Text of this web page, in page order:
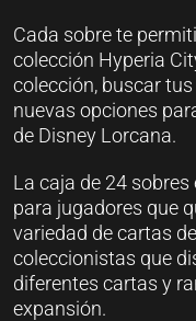
Cada sobre te
colección Hyperia
colección, buscar
nuevas opciones
de Disney Lorcana.
La caja de 24
para jugadores que
variedad de cartas
coleccionistas que
diferentes cartas y
expansión.